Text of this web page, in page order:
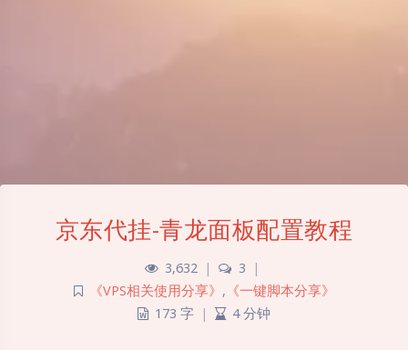
京东代挂-青龙面板配置教程
3,632 | 3
|
《VPS相关使用分享》 , 《一键脚本分享》
173 字 | 4 分钟